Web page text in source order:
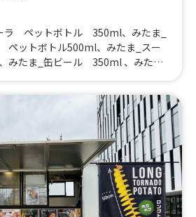
ラ ペットボトル 350ml、みたま_
ペットボトル500ml、みたま_スー
みたま_缶ビール 350ml 、みたま
グ、チーズハットグ 、スーパーロ
コのびーるアイスイチゴ味、コーラ
ラルウォーター ペットボトル、塩焼
のびーるアイスクリームバニラ、ビ
ンケバブ弁当、チキンケバブラッ
プ、おつまみビーフケバブ、ビーフ
みチキンケバブ、ロングポテト、チ